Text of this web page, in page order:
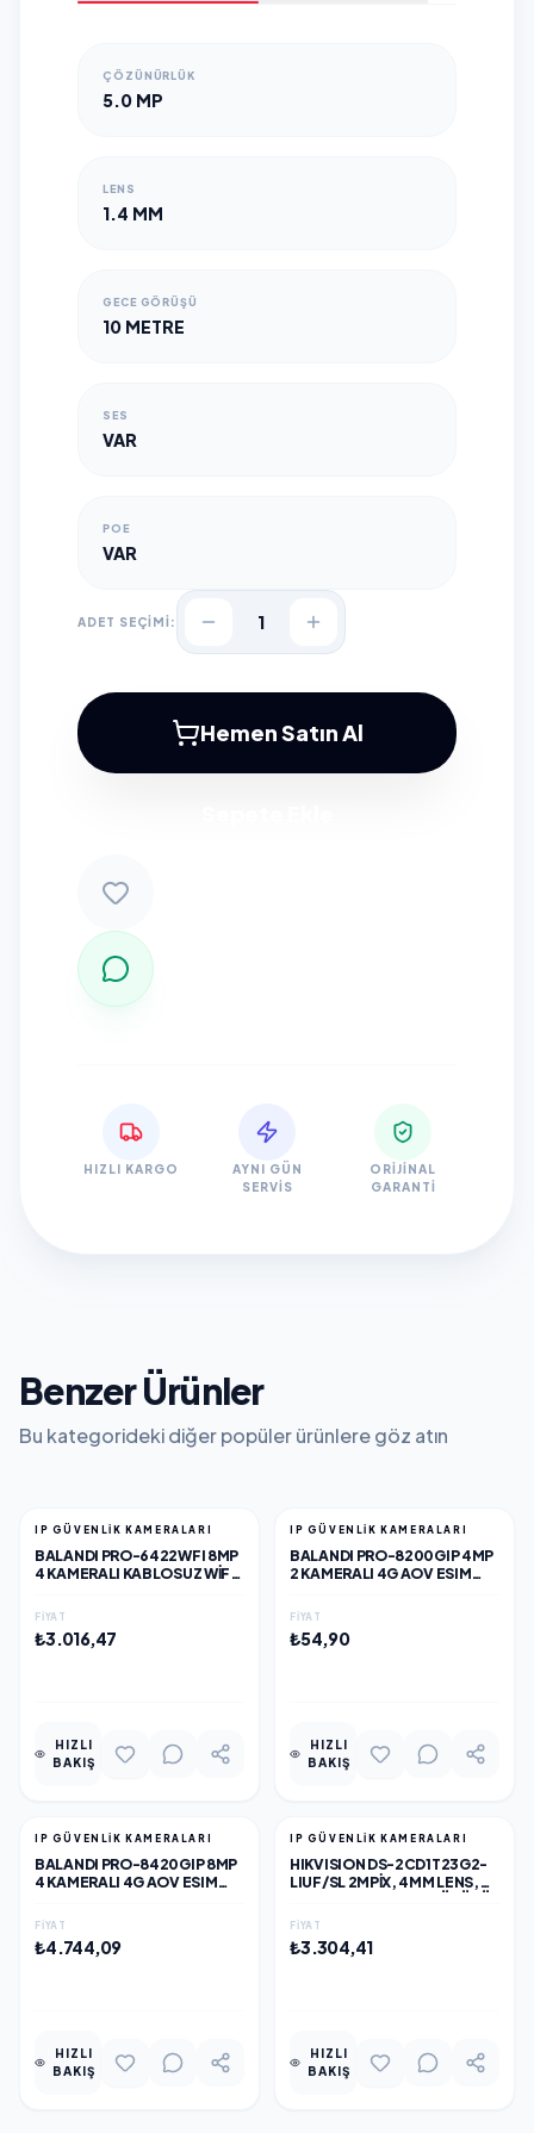
ÇÖZÜNÜRLÜK
5.0 MP
LENS
1.4 MM
GECE GÖRÜŞÜ
10 METRE
SES
VAR
POE
VAR
ADET SEÇİMİ: 1
Hemen Satın Al
HIZLI KARGO
AYNI GÜN
SERVIS
ORIJINAL
GARANTI
Benzer Ürünler
Bu kategorideki diğer popüler ürünlere göz atın
IP GÜVENLİK KAMERALARI
BALANDI PRO-6422WFI 8MP
4 KAMERALI KABLOSUZ WIFI
FIYAT
₺3.016,47
HIZLI
BAKIŞ
IP GÜVENLİK KAMERALARI
BALANDI PRO-8200GIP 4MP
2 KAMERALI 4G AOV ESIM
YAZILIM
FIYAT
₺54,90
HIZLI
BAKIŞ
IP GÜVENLİK KAMERALARI
BALANDI PRO-8420GIP 8MP
4 KAMERALI 4G AOV ESIM
YAZILIM
FIYAT
₺4.744,09
HIZLI
BAKIŞ
IP GÜVENLİK KAMERALARI
HIKVISION DS-2CD1T23G2-
LIUF/SL 2MPIX, 4MM LENS,
HYBRID LIGHT, SD
POE, BULLET IP KAMERA
FIYAT
₺3.304,41
HIZLI
BAKIŞ